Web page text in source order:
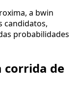
a bwin
candidatos,
probabilidades
corrida de